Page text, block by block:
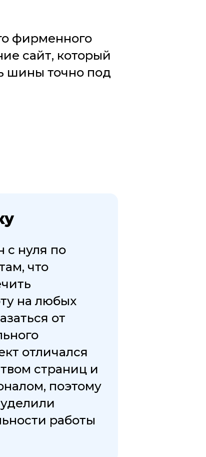
фирменного
сайт, который
шины точно под
с нуля по
что
на любых
от
отличался
страниц и
поэтому
работы